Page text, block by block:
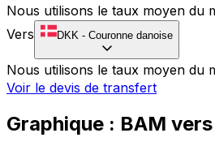
Nous utilisons le taux moyen du
Vers
DKK - Couronne danoise
Nous utilisons le taux moyen du
Voir le devis de transfert
Graphique : BAM